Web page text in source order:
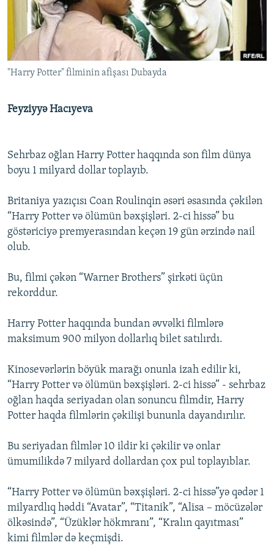
İNFOQRAFIKA
KARIKATURA
AZƏRBAYCAN ƏDƏBIYYATI KITABXANASI
İSLAM VƏ DEMOKRATIYA
İZ - MƏDƏNIYYƏT PROQRAMI
MISSIYAMIZ
PEŞƏ ETIKASI VƏ JURNALISTIKA STANDARTLARIMIZ
MATERIALLARIMIZDAN ISTIFADƏ
AZADLIQRADIOSU MOBIL TELEFONUNUZDA
BIZI IZLƏ
RFE/RL-in bütün saytları
"Harry Potter" filminin afişası Dubayda
Feyziyyə Hacıyeva
Sehrbaz oğlan Harry Potter haqqında son film dünya
boyu 1 milyard dollar toplayıb.
Britaniya yazıçısı Coan Roulinqin əsəri əsasında çəkilən
“Harry Potter və ölümün bəxşişləri. 2-ci hissə” bu
göstəriciyə premyerasından keçən 19 gün ərzində nail
olub.
Bu, filmi çəkən “Warner Brothers” şirkəti üçün
rekorddur.
Harry Potter haqqında bundan əvvəlki filmlərə
maksimum 900 milyon dollarlıq bilet satılırdı.
Kinosevərlərin böyük marağı onunla izah edilir ki,
“Harry Potter və ölümün bəxşişləri. 2-ci hissə” - sehrbaz
oğlan haqda seriyadan olan sonuncu filmdir, Harry
Potter haqda filmlərin çəkilişi bununla dayandırılır.
Bu seriyadan filmlər 10 ildir ki çəkilir və onlar
ümumilikdə 7 milyard dollardan çox pul toplayıblar.
“Harry Potter və ölümün bəxşişləri. 2-ci hissə”yə qədər 1
milyardlıq həddi “Avatar”, “Titanik”, “Alisa – möcüzələr
ölkəsində”, “Üzüklər hökmranı”, “Kralın qayıtması”
kimi filmlər də keçmişdi.